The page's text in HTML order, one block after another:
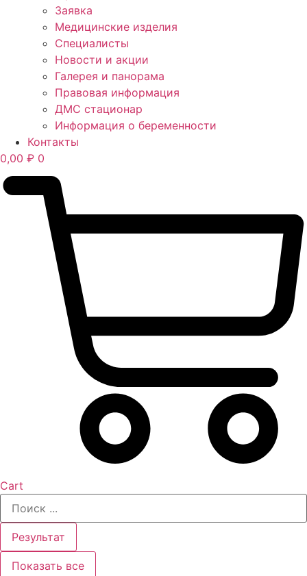
Заявка
Медицинские изделия
Специалисты
Новости и акции
Галерея и панорама
Правовая информация
ДМС стационар
Информация о беременности
Контакты
0,00 ₽ 0
Cart
Search
Результат
Показать все